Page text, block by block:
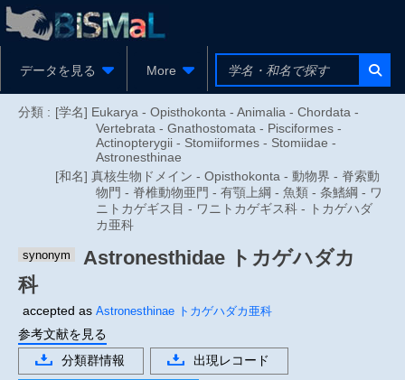
データを見る More
分類 : [学名] Eukarya - Opisthokonta - Animalia - Chordata -
Vertebrata - Gnathostomata - Pisciformes -
Actinopterygii - Stomiiformes - Stomiidae -
Astronesthinae
[和名] 真核生物ドメイン - Opisthokonta - 動物界 - 脊索動
物門 - 脊椎動物亜門 - 有顎上綱 - 魚類 - 条鰭綱 - ワ
ニトカゲギス目 - ワニトカゲギス科 - トカゲハダ
カ亜科
synonym Astronesthidae トカゲハダカ
科
accepted as Astronesthinae トカゲハダカ亜科
参考文献を見る
分類群情報
出現レコード